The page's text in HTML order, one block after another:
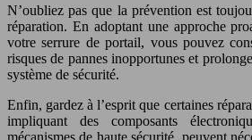
N’oubliez pas que la prévention est
réparation. En adoptant une approche
votre serrure de portail, vous pouvez
risques de pannes inopportunes et
système de sécurité.
Enfin, gardez à l’esprit que certaines
impliquant des composants
mécanismes de haute sécurité, peuvent